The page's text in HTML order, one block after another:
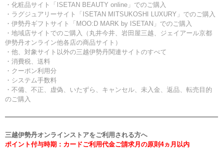
・化粧品サイト「ISETAN BEAUTY online」でのご購入
・ラグジュアリーサイト「ISETAN MITSUKOSHI LUXURY」でのご購入
・伊勢丹ギフトサイト「MOO:D MARK by ISETAN」でのご購入
・地域店サイトでのご購入（丸井今井、岩田屋三越、ジェイアール京都
伊勢丹オンライン他各店の商品サイト）
・他、対象サイト以外の三越伊勢丹関連サイトのすべて
・消費税、送料
・クーポン利用分
・システム手数料
・不備、不正、虚偽、いたずら、キャンセル、未入金、返品、転売目的
のご購入
三越伊勢丹オンラインストアをご利用される方へ
ポイント付与時期：カードご利用代金ご請求月の原則4ヵ月以内